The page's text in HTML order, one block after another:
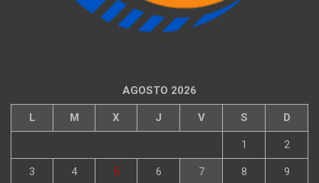
AGOSTO 2026
L M X J V S D
1 2
3 4 5 6 7 8 9